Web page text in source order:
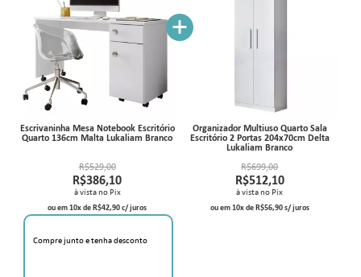
Escrivaninha Mesa Notebook Escritório
Quarto 136cm Malta Lukaliam Branco
R$529,00
R$386,10
à vista no Pix
ou em10xdeR$42,90c/ juros
+
Organizador Multiuso Quarto Sala
Escritório 2 Portas 204x70cm Delta
Lukaliam Branco
R$699,00
R$512,10
à vista no Pix
ou em10xdeR$56,90s/ juros
Compre junto e tenha desconto